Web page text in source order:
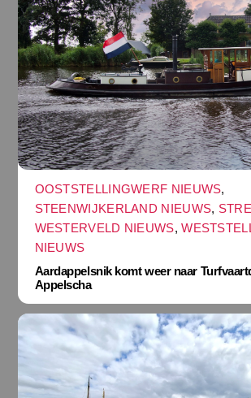
OOSTSTELLINGWERF NIEUWS,
STEENWIJKERLAND NIEUWS,
WESTERVELD NIEUWS,
NIEUWS
Aardappelsnik komt weer naar
Appelscha